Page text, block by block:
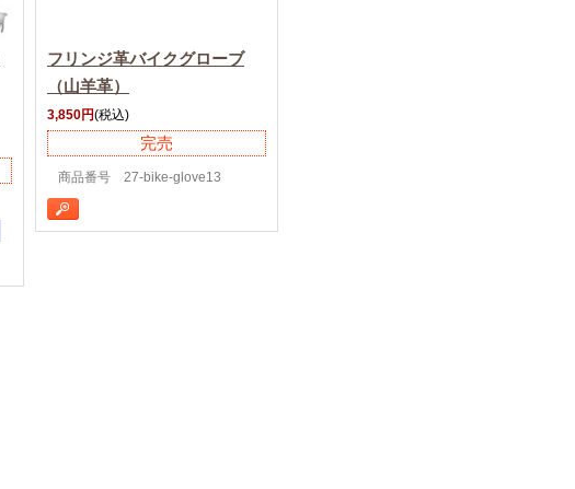
フリンジ革バイクグローブ
（山羊革）
3,850円(税込)
完売
商品番号 27-bike-glove13